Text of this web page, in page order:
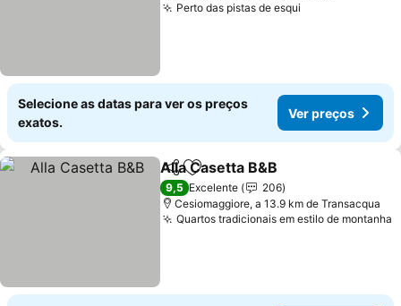
Perto das pistas de esqui
Selecione as datas para ver os preços
exatos.
Ver preços
PartilharAdicionar aos favoritos
Alla Casetta B&B
9,5 Excelente
206
Cesiomaggiore, a 13.9 km de Transacqua
Quartos tradicionais em estilo de montanha